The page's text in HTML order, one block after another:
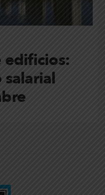
edificios:
salarial